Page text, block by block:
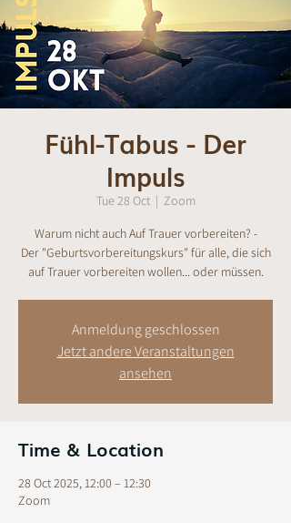
Fühl-Tabus - Der
Impuls
Tue 28 Oct
  |
Zoom
Warum nicht auch Auf Trauer vorbereiten? -
Der "Geburtsvorbereitungskurs" für alle, die sich
auf Trauer vorbereiten wollen... oder müssen.
Anmeldung geschlossen
Jetzt andere Veranstaltungen
ansehen
Time & Location
28 Oct 2025, 12:00 – 12:30
Zoom